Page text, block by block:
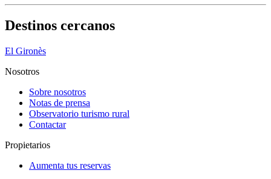
Destinos cercanos
El Gironès
Nosotros
Sobre nosotros
Notas de prensa
Observatorio turismo rural
Contactar
Propietarios
Aumenta tus reservas